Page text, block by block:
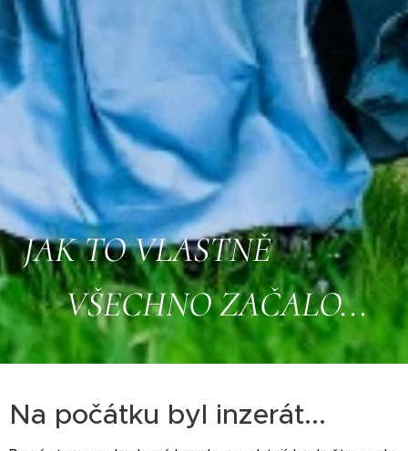
JAK TO VLASTNĚ
VŠECHNO ZAČALO...
Na počátku byl inzerát...